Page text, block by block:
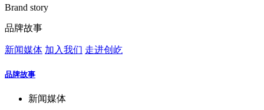
Brand story
品牌故事
新闻媒体 加入我们 走进创屹
品牌故事
新闻媒体